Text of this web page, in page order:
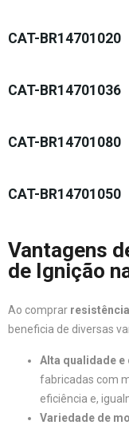
CAT-BR14701020
CAT-BR14701036
CAT-BR14701080
CAT-BR14701050
Vantagens
de Ignição
Ao comprar
beneficia de diversas
Alta qualidade
fabricadas com
eficiência e,
Variedade de